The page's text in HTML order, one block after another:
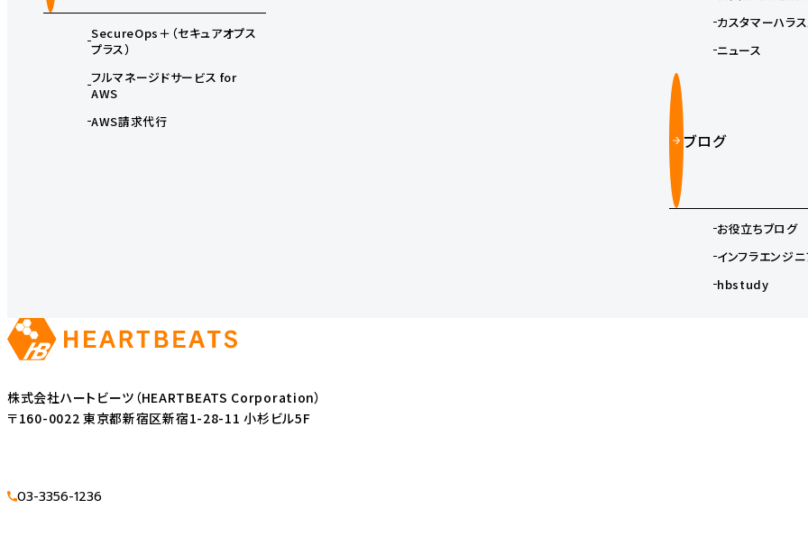
SecureOps＋（セキュアオプス
プラス）
フルマネージドサービス for
AWS
AWS請求代行
カスタマーハラ
ニュース
ブログ
お役立ちブログ
インフラエンジ
hbstudy
株式会社ハートビーツ（HEARTBEATS Corporation）
〒160-0022 東京都新宿区新宿1-28-11 小杉ビル5F
03-3356-1236